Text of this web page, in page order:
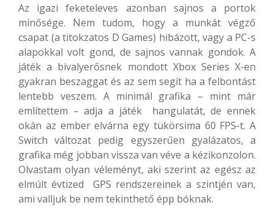
Az igazi feketeleves azonban sajnos a portok
minősége. Nem tudom, hogy a munkát végző
csapat (a titokzatos D Games) hibázott, vagy a PC-s
alapokkal volt gond, de sajnos vannak gondok. A
játék a bivalyerősnek mondott Xbox Series X-en
gyakran beszaggat és az sem segít ha a felbontást
lentebb veszem. A minimál grafika – mint már
említettem – adja a játék hangulatát, de ennek
okán az ember elvárna egy tükörsima 60 FPS-t. A
Switch változat pedig egyszerűen gyalázatos, a
grafika még jobban vissza van véve a kézikonzolon.
Olvastam olyan véleményt, aki szerint az egész az
elmúlt évtized GPS rendszereinek a szintjén van,
ami valljuk be nem tekinthető épp bóknak.